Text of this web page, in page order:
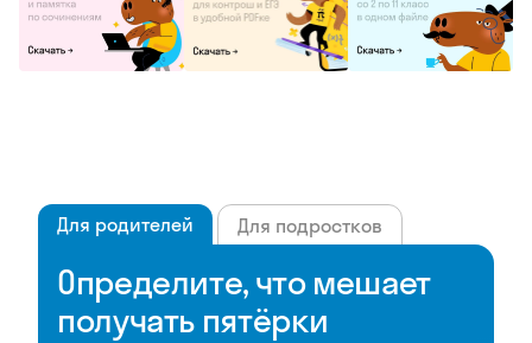
Для родителей Для подростков
Определите, что мешает
получать пятёрки